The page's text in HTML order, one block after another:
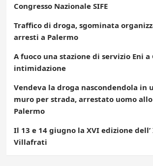
Congresso Nazionale SIFE
Traffico di droga, sgominata
arresti a Palermo
A fuoco una stazione di servizio Eni a
intimidazione
Vendeva la droga nascondendola in
muro per strada, arrestato uomo
Palermo
Il 13 e 14 giugno la XVI edizione
Villafrati